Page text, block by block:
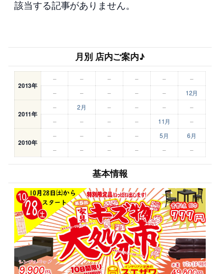
該当する記事がありません。
月別 店内ご案内♪
2013年
– – – – –
–
–
– – – – 12月
2011年
– 2月 – – –
–
–
– – – 11月 –
2010年
– – – – 5月
6月
–
– – – – –
基本情報